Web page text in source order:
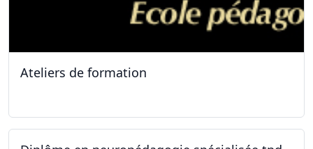
Ateliers de formation